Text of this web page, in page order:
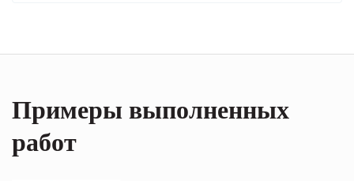
Примеры выполненных
работ